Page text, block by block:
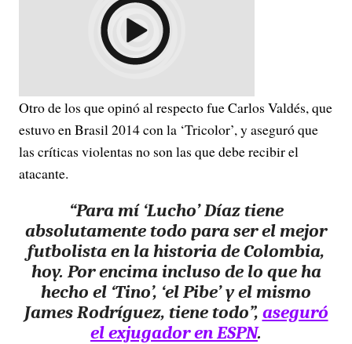
Otro de los que opinó al respecto fue Carlos Valdés, que
estuvo en Brasil 2014 con la ‘Tricolor’, y aseguró que
las críticas violentas no son las que debe recibir el
atacante.
“Para mí ‘Lucho’ Díaz tiene
absolutamente todo para ser el mejor
futbolista en la historia de Colombia,
hoy. Por encima incluso de lo que ha
hecho el ‘Tino’, ‘el Pibe’ y el mismo
James Rodríguez, tiene todo”, aseguró
el exjugador en ESPN.